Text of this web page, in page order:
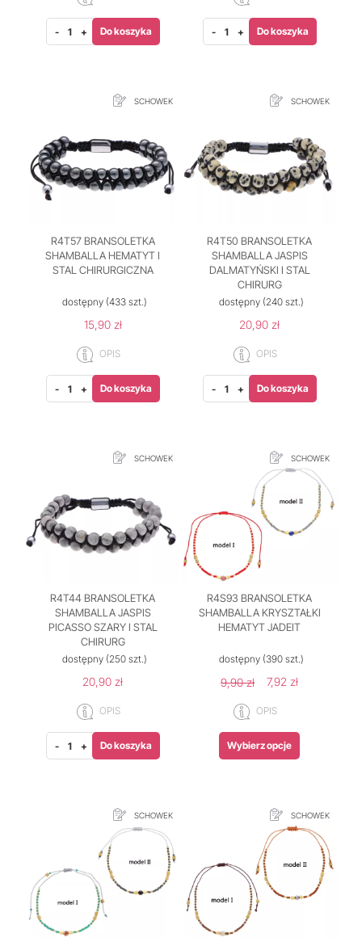
- + Do koszyka - + Do koszyka
SCHOWEK
R4T57 BRANSOLETKA
SHAMBALLA HEMATYT I
STAL CHIRURGICZNA
dostępny (433 szt.)
15,90 zł
OPIS
- + Do koszyka
SCHOWEK
R4T50 BRANSOLETKA
SHAMBALLA JASPIS
DALMATYŃSKI I STAL
CHIRURG
dostępny (240 szt.)
20,90 zł
OPIS
- + Do koszyka
SCHOWEK
R4T44 BRANSOLETKA
SHAMBALLA JASPIS
PICASSO SZARY I STAL
CHIRURG
dostępny (250 szt.)
20,90 zł
OPIS
- + Do koszyka
SCHOWEK
R4S93 BRANSOLETKA
SHAMBALLA KRYSZTAŁKI
HEMATYT JADEIT
dostępny (390 szt.)
9,90 zł 7,92 zł
OPIS
Wybierz opcje
SCHOWEK SCHOWEK